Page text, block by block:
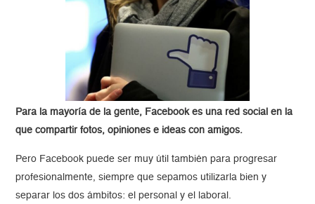
Para la mayoría de la gente, Facebook es una red social en la
que compartir fotos, opiniones e ideas con amigos.
Pero Facebook puede ser muy útil también para progresar
profesionalmente, siempre que sepamos utilizarla bien y
separar los dos ámbitos: el personal y el laboral.